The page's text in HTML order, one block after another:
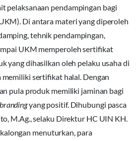
pelaksanaan pendampingan bagi
Di antara materi yang diperoleh
tehnik pendampingan,
UKM memperoleh sertifikat
yang dihasilkan oleh pelaku usaha di
sertifikat halal. Dengan
pula produk memiliki jaminan bagi
brandingyang positif. Dihubungi pasca
M.Ag., selaku Direktur HC UIN KH.
menuturkan, para